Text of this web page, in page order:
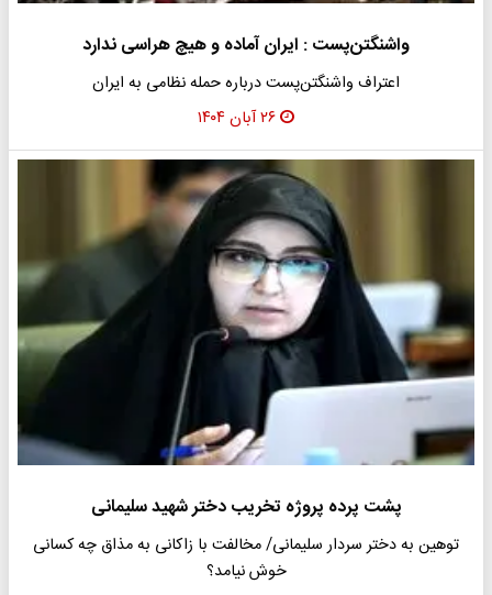
واشنگتن‌پست : ایران آماده و هیچ هراسی ندارد
اعتراف واشنگتن‌پست درباره حمله نظامی به ایران
۲۶ آبان ۱۴۰۴
پشت پرده پروژه تخریب دختر شهید سلیمانی
توهین به دختر سردار سلیمانی/ مخالفت با زاکانی به مذاق چه کسانی
خوش نیامد؟ ​